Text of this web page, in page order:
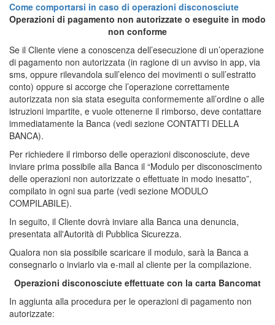
Come comportarsi in caso di operazioni disconosciute
Operazioni di pagamento non autorizzate o eseguite in modo
non conforme
Se il Cliente viene a conoscenza dell’esecuzione di un’operazione
di pagamento non autorizzata (in ragione di un avviso in app, via
sms, oppure rilevandola sull’elenco dei movimenti o sull’estratto
conto) oppure si accorge che l’operazione correttamente
autorizzata non sia stata eseguita conformemente all’ordine o alle
istruzioni impartite, e vuole ottenerne il rimborso, deve contattare
immediatamente la Banca (vedi sezione CONTATTI DELLA
BANCA).
Per richiedere il rimborso delle operazioni disconosciute, deve
inviare prima possibile alla Banca il “Modulo per disconoscimento
delle operazioni non autorizzate o effettuate in modo inesatto”,
compilato in ogni sua parte (vedi sezione MODULO
COMPILABILE).
In seguito, il Cliente dovrà inviare alla Banca una denuncia,
presentata all'Autorità di Pubblica Sicurezza.
Qualora non sia possibile scaricare il modulo, sarà la Banca a
consegnarlo o inviarlo via e-mail al cliente per la compilazione.
Operazioni disconosciute effettuate con la carta Bancomat
In aggiunta alla procedura per le operazioni di pagamento non
autorizzate: